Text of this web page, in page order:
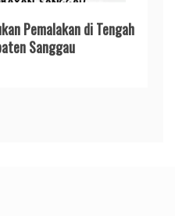
Pemalakan di Tengah
Sanggau